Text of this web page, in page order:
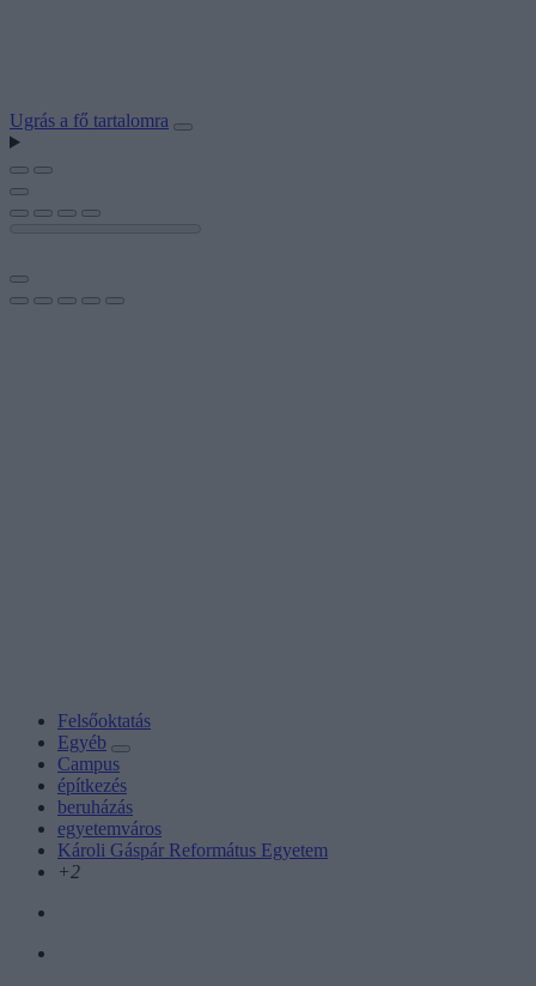
Ugrás a fő tartalomra
Felsőoktatás
Egyéb
Campus
építkezés
beruházás
egyetemváros
Károli Gáspár Református Egyetem
+2